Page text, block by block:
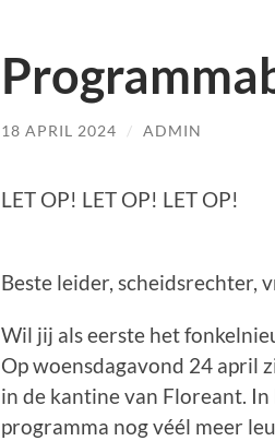
18 APRIL 2024 / ADMIN
LET OP! LET OP! LET OP!
Beste leider,
Wil jij als eerste het
Op woensdagavond 24 april
in de kantine van Floreant.
programma nog véél meer